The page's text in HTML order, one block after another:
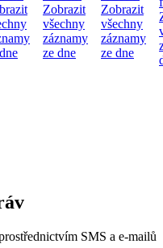
Zobrazit
všechny
záznamy
ze dne
Zobrazit
všechny
záznamy
ze dne
SMS a e-mailů